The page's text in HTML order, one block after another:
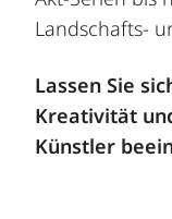
Landschafts-
Lassen Sie
Kreativität
Künstler